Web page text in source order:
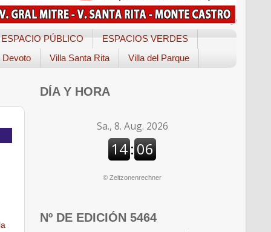
ESPACIO PÚBLICO
ESPACIOS VERDES
Devoto
Villa Santa Rita Villa del Parque
DÍA Y HORA
© Zeitzonenrechner
Nº DE EDICIÓN 5464